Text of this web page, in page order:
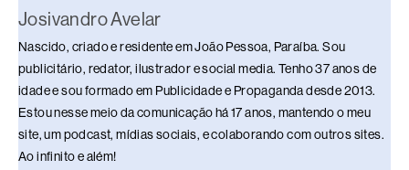
Josivandro Avelar
Nascido, criado e residente em João Pessoa, Paraíba. Sou
publicitário, redator, ilustrador e social media. Tenho 37 anos de
idade e sou formado em Publicidade e Propaganda desde 2013.
Estou nesse meio da comunicação há 17 anos, mantendo o meu
site, um podcast, mídias sociais, e colaborando com outros sites.
Ao infinito e além!